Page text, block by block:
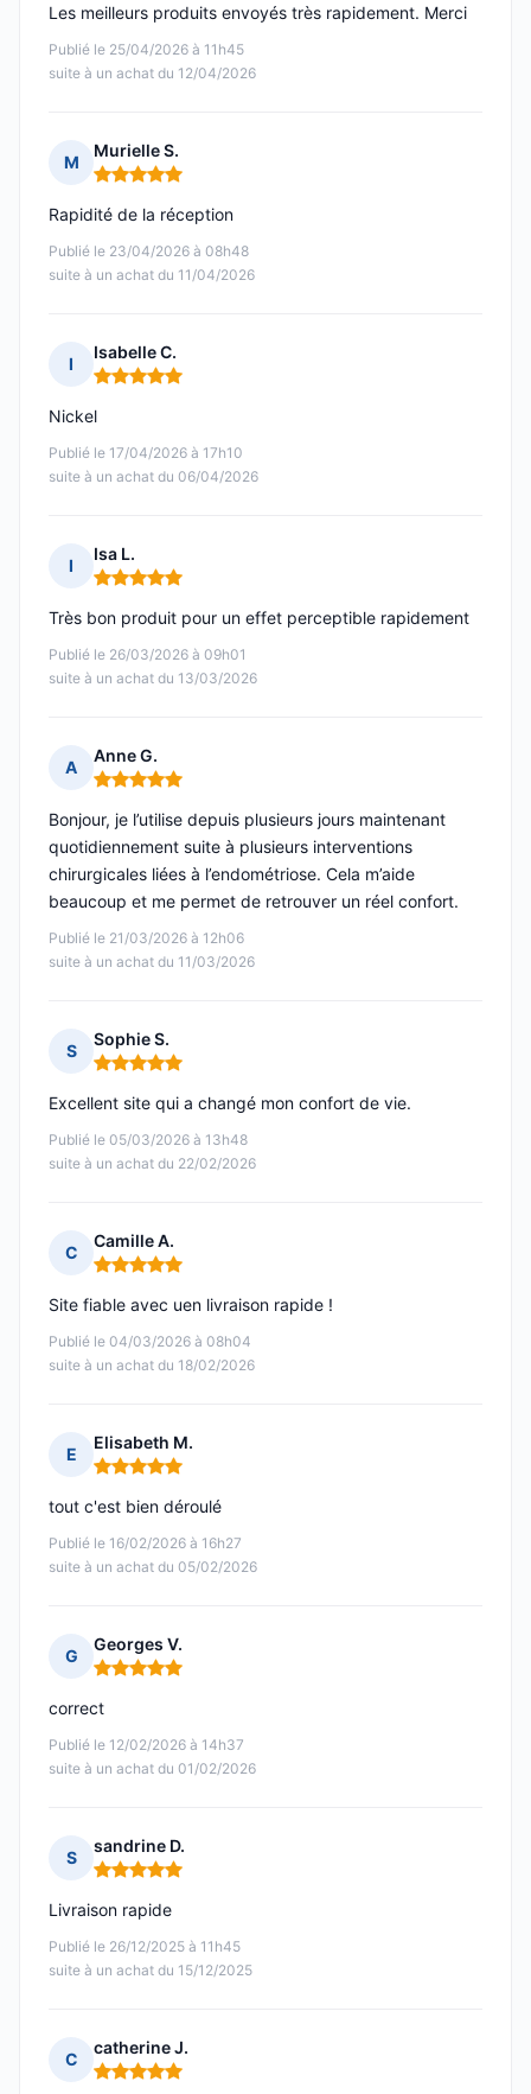
Publié le 25/04/2026 à 11h45
suite à un achat du 12/04/2026
Les meilleurs produits envoyés très rapidement. Merci
M
Murielle S.
Note : 5 sur 5
Publié le 23/04/2026 à 08h48
suite à un achat du 11/04/2026
Rapidité de la réception
I
Isabelle C.
Note : 5 sur 5
Publié le 17/04/2026 à 17h10
suite à un achat du 06/04/2026
Nickel
I
Isa L.
Note : 5 sur 5
Publié le 26/03/2026 à 09h01
suite à un achat du 13/03/2026
Très bon produit pour un effet perceptible rapidement
A
Anne G.
Note : 5 sur 5
Publié le 21/03/2026 à 12h06
suite à un achat du 11/03/2026
Bonjour, je l’utilise depuis plusieurs jours maintenant
quotidiennement suite à plusieurs interventions
chirurgicales liées à l’endométriose. Cela m’aide
beaucoup et me permet de retrouver un réel confort.
S
Sophie S.
Note : 5 sur 5
Publié le 05/03/2026 à 13h48
suite à un achat du 22/02/2026
Excellent site qui a changé mon confort de vie.
C
Camille A.
Note : 5 sur 5
Publié le 04/03/2026 à 08h04
suite à un achat du 18/02/2026
Site fiable avec uen livraison rapide !
E
Elisabeth M.
Note : 5 sur 5
Publié le 16/02/2026 à 16h27
suite à un achat du 05/02/2026
tout c'est bien déroulé
G
Georges V.
Note : 5 sur 5
Publié le 12/02/2026 à 14h37
suite à un achat du 01/02/2026
correct
S
sandrine D.
Note : 5 sur 5
Publié le 26/12/2025 à 11h45
suite à un achat du 15/12/2025
Livraison rapide
C
catherine J.
Note : 5 sur 5